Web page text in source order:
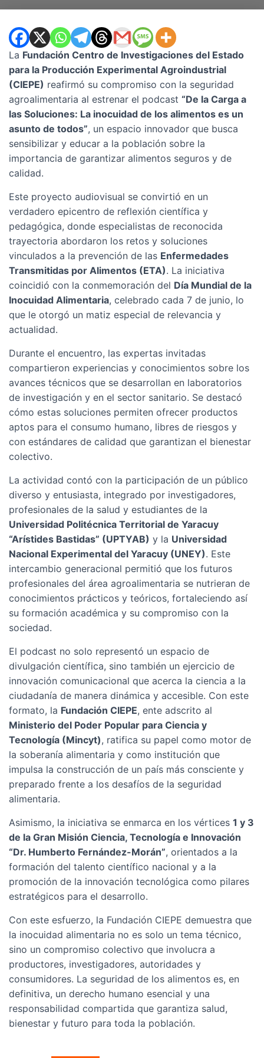
La Fundación Centro de Investigaciones del Estado
para la Producción Experimental Agroindustrial
(CIEPE) reafirmó su compromiso con la seguridad
agroalimentaria al estrenar el podcast “De la Carga a
las Soluciones: La inocuidad de los alimentos es un
asunto de todos”, un espacio innovador que busca
sensibilizar y educar a la población sobre la
importancia de garantizar alimentos seguros y de
calidad.
Este proyecto audiovisual se convirtió en un
verdadero epicentro de reflexión científica y
pedagógica, donde especialistas de reconocida
trayectoria abordaron los retos y soluciones
vinculados a la prevención de las Enfermedades
Transmitidas por Alimentos (ETA). La iniciativa
coincidió con la conmemoración del Día Mundial de la
Inocuidad Alimentaria, celebrado cada 7 de junio, lo
que le otorgó un matiz especial de relevancia y
actualidad.
Durante el encuentro, las expertas invitadas
compartieron experiencias y conocimientos sobre los
avances técnicos que se desarrollan en laboratorios
de investigación y en el sector sanitario. Se destacó
cómo estas soluciones permiten ofrecer productos
aptos para el consumo humano, libres de riesgos y
con estándares de calidad que garantizan el bienestar
colectivo.
La actividad contó con la participación de un público
diverso y entusiasta, integrado por investigadores,
profesionales de la salud y estudiantes de la
Universidad Politécnica Territorial de Yaracuy
“Arístides Bastidas” (UPTYAB) y la Universidad
Nacional Experimental del Yaracuy (UNEY). Este
intercambio generacional permitió que los futuros
profesionales del área agroalimentaria se nutrieran de
conocimientos prácticos y teóricos, fortaleciendo así
su formación académica y su compromiso con la
sociedad.
El podcast no solo representó un espacio de
divulgación científica, sino también un ejercicio de
innovación comunicacional que acerca la ciencia a la
ciudadanía de manera dinámica y accesible. Con este
formato, la Fundación CIEPE, ente adscrito al
Ministerio del Poder Popular para Ciencia y
Tecnología (Mincyt), ratifica su papel como motor de
la soberanía alimentaria y como institución que
impulsa la construcción de un país más consciente y
preparado frente a los desafíos de la seguridad
alimentaria.
Asimismo, la iniciativa se enmarca en los vértices 1 y 3
de la Gran Misión Ciencia, Tecnología e Innovación
“Dr. Humberto Fernández-Morán”, orientados a la
formación del talento científico nacional y a la
promoción de la innovación tecnológica como pilares
estratégicos para el desarrollo.
Con este esfuerzo, la Fundación CIEPE demuestra que
la inocuidad alimentaria no es solo un tema técnico,
sino un compromiso colectivo que involucra a
productores, investigadores, autoridades y
consumidores. La seguridad de los alimentos es, en
definitiva, un derecho humano esencial y una
responsabilidad compartida que garantiza salud,
bienestar y futuro para toda la población.